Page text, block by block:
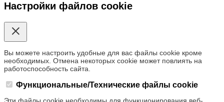
Настройки файлов cookie
Вы можете настроить удобные для вас файлы cookie кроме
необходимых. Отмена некоторых cookie может повлиять на
работоспособность сайта.
Функциональные/Технические файлы cookie